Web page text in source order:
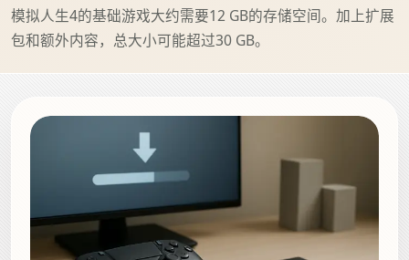
模拟人生4的基础游戏大约需要12 GB的存储空间。加上扩展
包和额外内容，总大小可能超过30 GB。